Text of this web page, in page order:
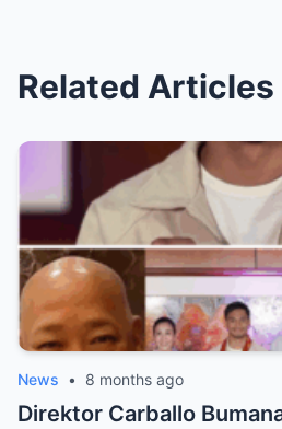
Related Articles
News • 8 months ago
Direktor Carballo